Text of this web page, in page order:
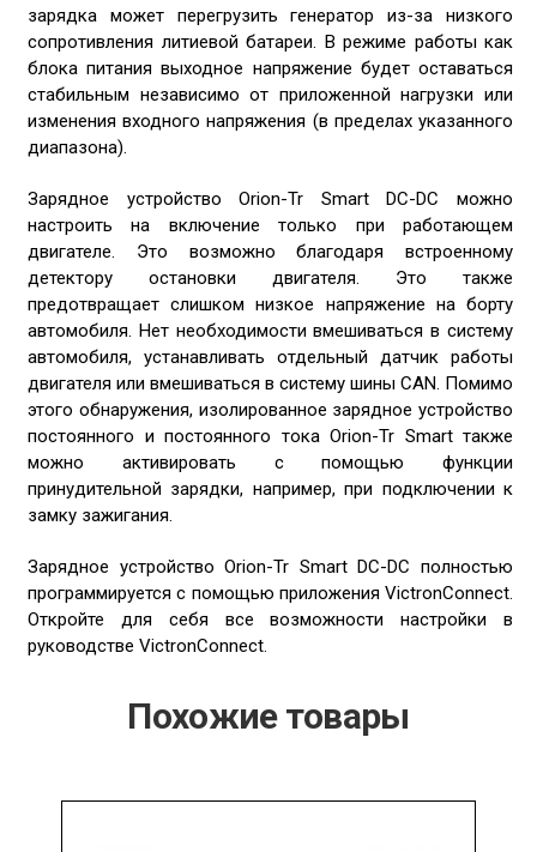
зарядка может перегрузить генератор из-за низкого
сопротивления литиевой батареи. В режиме работы как
блока питания выходное напряжение будет оставаться
стабильным независимо от приложенной нагрузки или
изменения входного напряжения (в пределах указанного
диапазона).
Зарядное устройство Orion-Tr Smart DC-DC можно
настроить на включение только при работающем
двигателе. Это возможно благодаря встроенному
детектору остановки двигателя. Это также
предотвращает слишком низкое напряжение на борту
автомобиля. Нет необходимости вмешиваться в систему
автомобиля, устанавливать отдельный датчик работы
двигателя или вмешиваться в систему шины CAN. Помимо
этого обнаружения, изолированное зарядное устройство
постоянного и постоянного тока Orion-Tr Smart также
можно активировать с помощью функции
принудительной зарядки, например, при подключении к
замку зажигания.
Зарядное устройство Orion-Tr Smart DC-DC полностью
программируется с помощью приложения VictronConnect.
Откройте для себя все возможности настройки в
руководстве VictronConnect.
Похожие товары